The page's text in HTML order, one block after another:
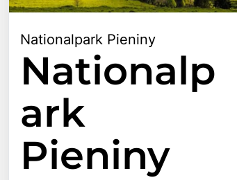
Nationalpark Pieniny
Nationalp
ark
Pieniny